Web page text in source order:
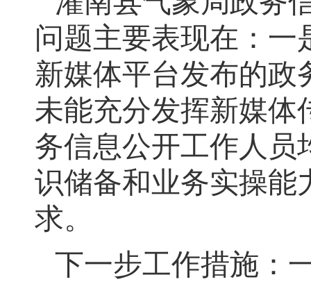
问题主要表现在：一
新媒体平台发布的政
未能充分发挥新媒体
务信息公开工作人员
识储备和业务实操能
求。
下一步工作措施：